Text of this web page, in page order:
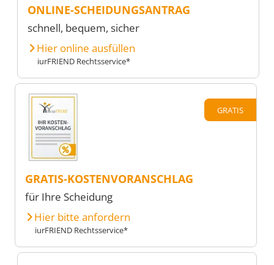
ONLINE-SCHEIDUNGSANTRAG
schnell, bequem, sicher
Hier online ausfüllen
iurFRIEND Rechtsservice*
GRATIS
GRATIS-KOSTENVORANSCHLAG
für Ihre Scheidung
Hier bitte anfordern
iurFRIEND Rechtsservice*